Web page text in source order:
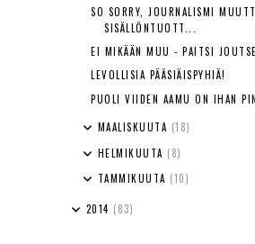
SO SORRY, JOURNALISMI
SISÄLLÖNTUOTT...
EI MIKÄÄN MUU - PAITSI
LEVOLLISIA PÄÄSIÄISPYHIÄ!
PUOLI VIIDEN AAMU ON IHAN
MAALISKUUTA (18)
HELMIKUUTA (8)
TAMMIKUUTA (10)
2014 (83)